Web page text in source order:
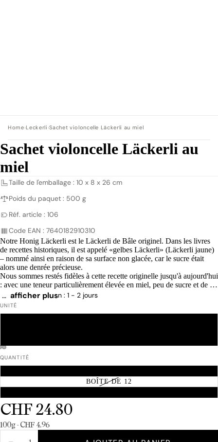
Home›Leckerli ›Sachet violoncelle Läckerli au miel
Sachet violoncelle Läckerli au
miel
Taille de l'emballage : 10 x 8 x 26 cm
Poids du paquet : 500 g
Réf. article : 106
Code EAN : 7640182910310
Notre Honig Läckerli est le Läckerli de Bâle originel. Dans les livres
de recettes historiques, il est appelé «gelbes Läckerli» (Läckerli jaune)
– nommé ainsi en raison de sa surface non glacée, car le sucre était
alors une denrée précieuse.
Nous sommes restés fidèles à cette recette originelle jusqu'à aujourd'hui
: avec une teneur particulièrement élevée en miel, peu de sucre et de la
cannelle comme seule épice traditionnelle du Läckerli. Des ingrédients
naturels soigneusement sélectionnés et un véritable savoir-faire
… afficher plus
Délai de livraison : 1 - 2 jours
UNITÉ
QUANTITÉ
BOÎTE DE 12
CHF 24.80
Prix unitaire
100g - CHF 4.96